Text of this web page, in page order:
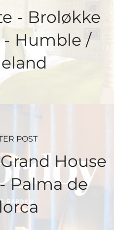
- Broløkke
- Humble /
POST
House
Palma de